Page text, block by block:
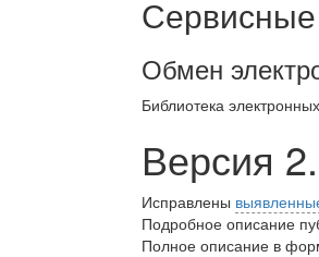
Сервисные
Обмен
Библиотека
Версия
Исправлены
Подробное описание
Полное описание в